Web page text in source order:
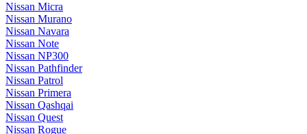
Nissan Micra
Nissan Murano
Nissan Navara
Nissan Note
Nissan NP300
Nissan Pathfinder
Nissan Patrol
Nissan Primera
Nissan Qashqai
Nissan Quest
Nissan Rogue